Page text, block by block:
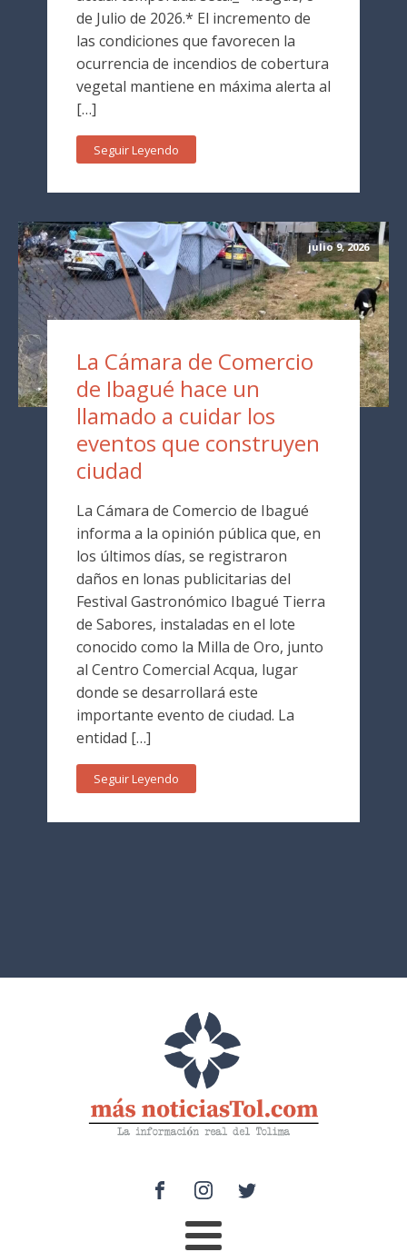
de Julio de 2026.* El incremento de
las condiciones que favorecen la
ocurrencia de incendios de cobertura
vegetal mantiene en máxima alerta al
[…]
Seguir Leyendo
julio 9, 2026
La Cámara de Comercio
de Ibagué hace un
llamado a cuidar los
eventos que construyen
ciudad
La Cámara de Comercio de Ibagué
informa a la opinión pública que, en
los últimos días, se registraron
daños en lonas publicitarias del
Festival Gastronómico Ibagué Tierra
de Sabores, instaladas en el lote
conocido como la Milla de Oro, junto
al Centro Comercial Acqua, lugar
donde se desarrollará este
importante evento de ciudad. La
entidad […]
Seguir Leyendo